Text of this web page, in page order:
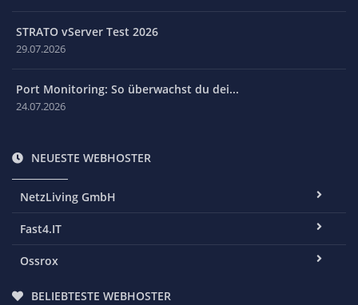
STRATO vServer Test 2026
29.07.2026
Port Monitoring: So überwachst du dei...
24.07.2026
NEUESTE WEBHOSTER
NetzLiving GmbH
Fast4.IT
Ossrox
BELIEBTESTE WEBHOSTER